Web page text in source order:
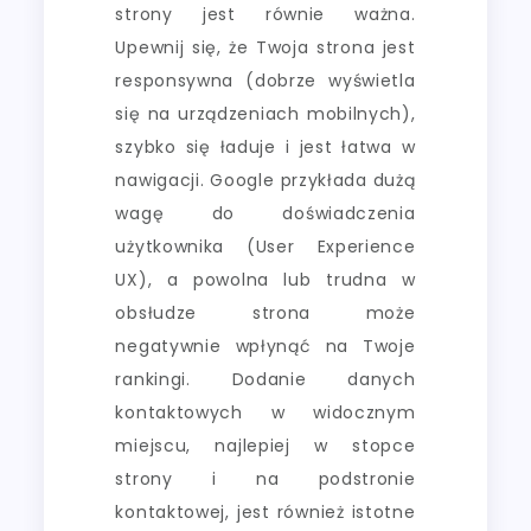
strony jest równie ważna.
Upewnij się, że Twoja strona jest
responsywna (dobrze wyświetla
się na urządzeniach mobilnych),
szybko się ładuje i jest łatwa w
nawigacji. Google przykłada dużą
wagę do doświadczenia
użytkownika (User Experience
UX), a powolna lub trudna w
obsłudze strona może
negatywnie wpłynąć na Twoje
rankingi. Dodanie danych
kontaktowych w widocznym
miejscu, najlepiej w stopce
strony i na podstronie
kontaktowej, jest również istotne